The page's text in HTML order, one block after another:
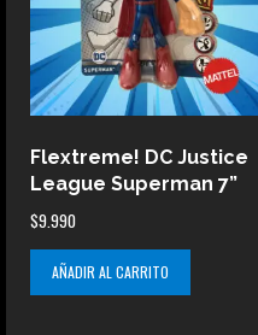
Flextreme! DC Justice
League Superman 7”
$9.990
AÑADIR AL CARRITO